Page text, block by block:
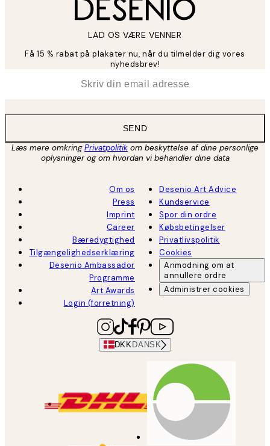
LAD OS VÆRE VENNER
Få 15 % rabat på plakater nu, når du tilmelder dig vores
nyhedsbrev!
SEND
Læs mere omkringPrivatpolitik om beskyttelse af dine personlige
oplysninger og om hvordan vi behandler dine data
Om os
Press
Imprint
Career
Bæredygtighed
Tilgængelighedserklæring
Desenio Ambassador
Programme
Art Awards
Login (forretning)
Desenio Art Advice
Kundservice
Spor din ordre
Købsbetingelser
Privatlivspolitik
Cookies
Anmodning om at
annullere ordre
Administrer cookies
DKK DANSK